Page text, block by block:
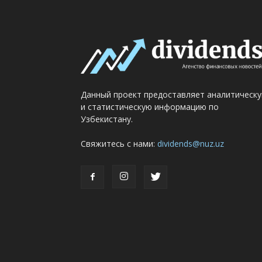
Данный проект предоставляет
и статистическую информацию по
Узбекистану.
Свяжитесь с нами: dividends@nuz.uz